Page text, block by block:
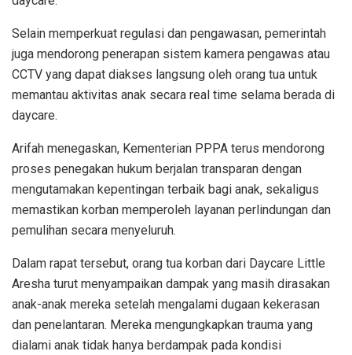
Selain memperkuat regulasi dan pengawasan, pemerintah
juga mendorong penerapan sistem kamera pengawas atau
CCTV yang dapat diakses langsung oleh orang tua untuk
memantau aktivitas anak secara real time selama berada di
daycare.
Arifah menegaskan, Kementerian PPPA terus mendorong
proses penegakan hukum berjalan transparan dengan
mengutamakan kepentingan terbaik bagi anak, sekaligus
memastikan korban memperoleh layanan perlindungan dan
pemulihan secara menyeluruh.
Dalam rapat tersebut, orang tua korban dari Daycare Little
Aresha turut menyampaikan dampak yang masih dirasakan
anak-anak mereka setelah mengalami dugaan kekerasan
dan penelantaran. Mereka mengungkapkan trauma yang
dialami anak tidak hanya berdampak pada kondisi